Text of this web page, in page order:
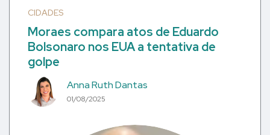
CIDADES
Moraes compara atos de Eduardo
Bolsonaro nos EUA a tentativa de
golpe
Anna Ruth Dantas
01/08/2025